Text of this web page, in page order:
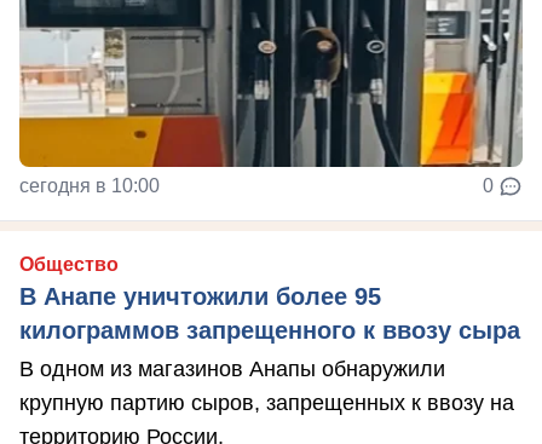
сегодня в 10:00 0
Общество
В Анапе уничтожили более 95
килограммов запрещенного к ввозу сыра
В одном из магазинов Анапы обнаружили
крупную партию сыров, запрещенных к ввозу на
территорию России.